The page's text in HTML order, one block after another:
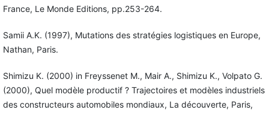
France, Le Monde Editions, pp.253-264.
Samii A.K. (1997), Mutations des stratégies logistiques en Europe,
Nathan, Paris.
Shimizu K. (2000) in Freyssenet M., Mair A., Shimizu K., Volpato G.
(2000), Quel modèle productif ? Trajectoires et modèles industriels
des constructeurs automobiles mondiaux, La découverte, Paris,